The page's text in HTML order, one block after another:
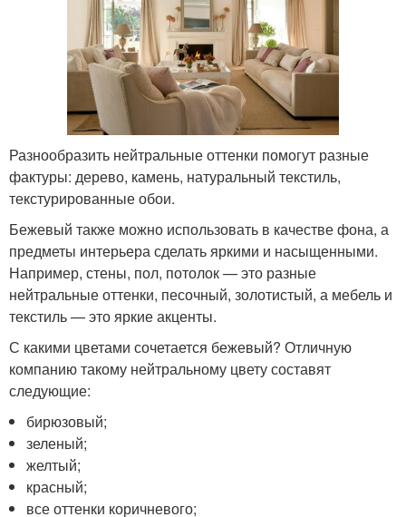
Разнообразить нейтральные оттенки помогут разные
фактуры: дерево, камень, натуральный текстиль,
текстурированные обои.
Бежевый также можно использовать в качестве фона, а
предметы интерьера сделать яркими и насыщенными.
Например, стены, пол, потолок — это разные
нейтральные оттенки, песочный, золотистый, а мебель и
текстиль — это яркие акценты.
С какими цветами сочетается бежевый? Отличную
компанию такому нейтральному цвету составят
следующие:
бирюзовый;
зеленый;
желтый;
красный;
все оттенки коричневого;